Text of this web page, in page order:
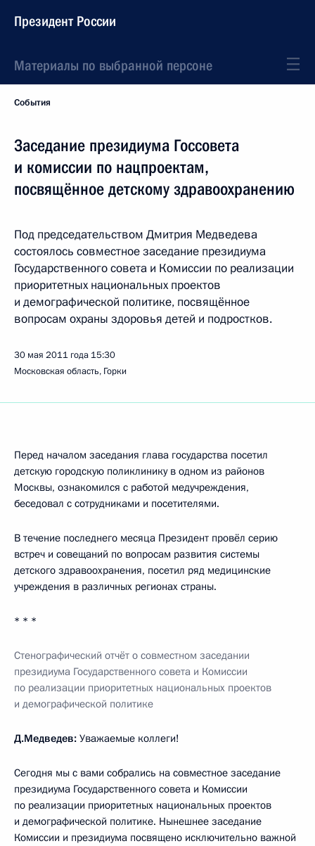
Президент России
Материалы по выбранной персоне
События
Заседание президиума Госсовета
и комиссии по нацпроектам,
посвящённое детскому здравоохранению
Под председательством Дмитрия Медведева
состоялось совместное заседание президиума
Государственного совета и Комиссии по реализации
приоритетных национальных проектов
и демографической политике, посвящённое
вопросам охраны здоровья детей и подростков.
30 мая 2011 года 15:30
Московская область, Горки
Перед началом заседания глава государства посетил
детскую городскую поликлинику в одном из районов
Москвы, ознакомился с работой медучреждения,
беседовал с сотрудниками и посетителями.
В течение последнего месяца Президент провёл серию
встреч и совещаний по вопросам развития системы
детского здравоохранения, посетил ряд медицинские
учреждения в различных регионах страны.
* * *
Стенографический отчёт о совместном заседании
президиума Государственного совета и Комиссии
по реализации приоритетных национальных проектов
и демографической политике
Д.Медведев: Уважаемые коллеги!
Сегодня мы с вами собрались на совместное заседание
президиума Государственного совета и Комиссии
по реализации приоритетных национальных проектов
и демографической политике. Нынешнее заседание
Комиссии и президиума посвящено исключительно важной